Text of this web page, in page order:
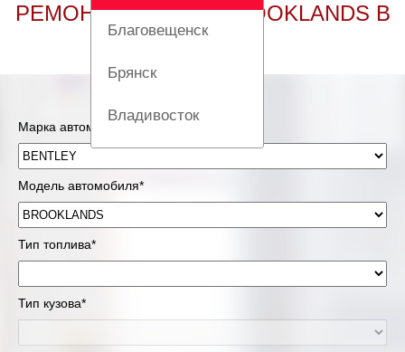
Благовещенск
Брянск
Владивосток
Екатеринбург
Киров
РЕМОНТ BENTLEY BROOKLANDS В
МОСКВЕ
Марка автомобиля*
Модель автомобиля*
Тип топлива*
Тип кузова*